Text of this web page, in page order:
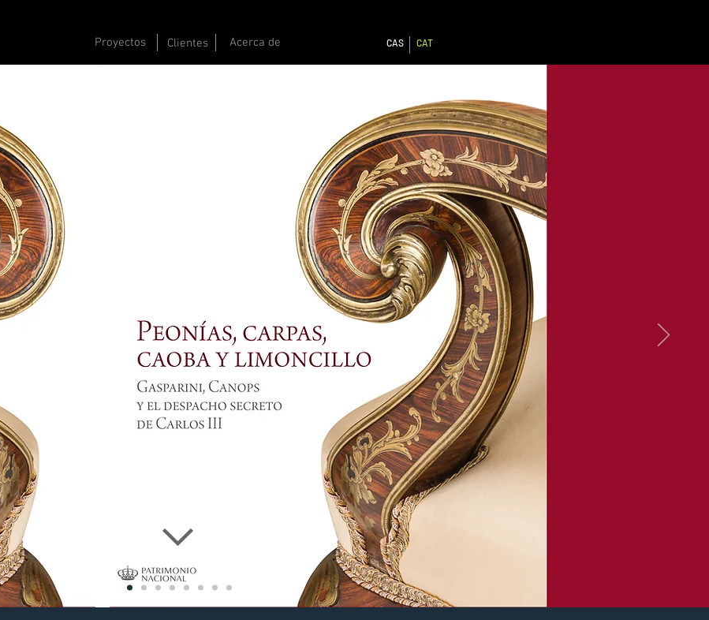
Proyectos Clientes Acerca de CAS CAT